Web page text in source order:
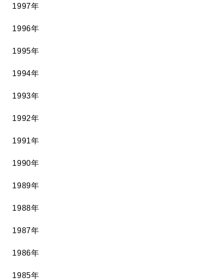
1997年
1996年
1995年
1994年
1993年
1992年
1991年
1990年
1989年
1988年
1987年
1986年
1985年